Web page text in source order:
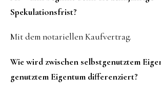
Spekulationsfrist?
Mit dem notariellen Kaufvertrag.
Wie wird zwischen selbstgenutztem
genutztem Eigentum differenziert?